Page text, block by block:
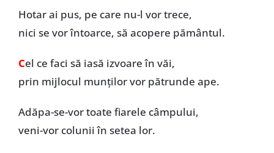
Hotar ai pus, pe care nu-l vor trece,
nici se vor întoarce, să acopere pământul.
Cel ce faci să iasă izvoare în văi,
prin mijlocul munților vor pătrunde ape.
Adăpa-se-vor toate fiarele câmpului,
veni-vor colunii în setea lor.